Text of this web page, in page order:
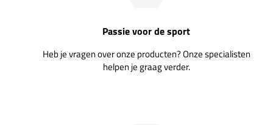
Passie voor de sport
Heb je vragen over onze producten? Onze specialisten
helpen je graag verder.